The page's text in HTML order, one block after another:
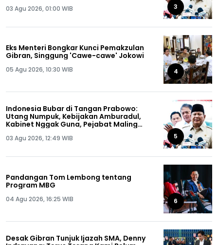
03 Agu 2026, 01:00 WIB 3
Eks Menteri Bongkar Kunci Pemakzulan
Gibran, Singgung 'Cawe-cawe' Jokowi
05 Agu 2026, 10:30 WIB 4
Indonesia Bubar di Tangan Prabowo:
Utang Numpuk, Kebijakan Amburadul,
Kabinet Nggak Guna, Pejabat Maling
03 Agu 2026, 12:49 WIB 5
Pandangan Tom Lembong tentang
Program MBG
04 Agu 2026, 16:25 WIB 6
Desak Gibran Tunjuk Ijazah SMA, Denny